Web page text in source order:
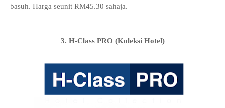
basuh. Harga seunit RM45.30 sahaja.
3. H-Class PRO (Koleksi Hotel)